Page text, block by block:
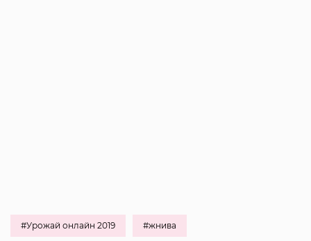
#Урожай онлайн 2019 #жнива